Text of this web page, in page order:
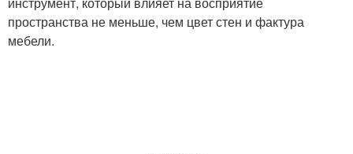
пространства не меньше, чем цвет стен и фактура
мебели.